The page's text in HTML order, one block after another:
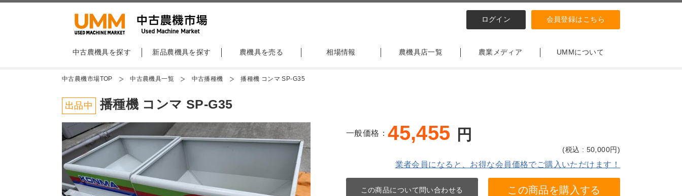
ログイン 会員登録はこちら
中古農機具を探す 新品農機具を探す 農機具を売る 相場情報 農機具店一覧 農業メディア UMMについて
中古農機市場TOP 中古農機具一覧 中古播種機 播種機 コンマ SP-G35
出品中 播種機 コンマ SP-G35
一般価格：45,455 円
(税込 : 50,000円)
業者会員になると、お得な会員価格でご購入いただけます！
この商品について問い合わせる この商品を購入する